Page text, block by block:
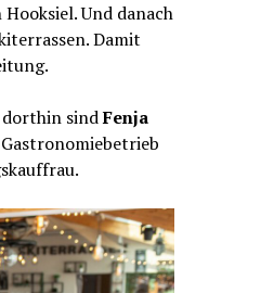
Und danach
Damit
dorthin sindFenja